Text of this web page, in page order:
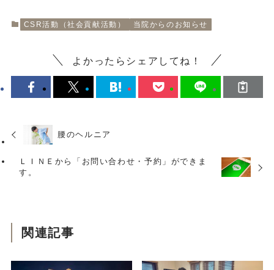
CSR活動（社会貢献活動） 当院からのお知らせ
よかったらシェアしてね！
腰のヘルニア
ＬＩＮＥから「お問い合わせ・予約」ができま
す。
関連記事